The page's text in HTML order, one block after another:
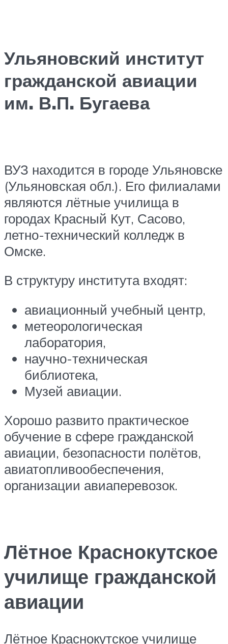
Ульяновский институт
гражданской авиации
им. В.П. Бугаева
ВУЗ находится в городе Ульяновске
(Ульяновская обл.). Его филиалами
являются лётные училища в
городах Красный Кут, Сасово,
летно-технический колледж в
Омске.
В структуру института входят:
авиационный учебный центр,
метеорологическая
лаборатория,
научно-техническая
библиотека,
Музей авиации.
Хорошо развито практическое
обучение в сфере гражданской
авиации, безопасности полётов,
авиатопливообеспечения,
организации авиаперевозок.
Лётное Краснокутское
училище гражданской
авиации
Лётное Краснокутское училище